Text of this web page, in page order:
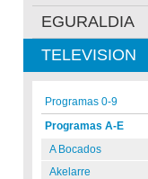
EGURALDIA
TELEVISION
Programas 0-9
Programas A-E
A Bocados
Akelarre